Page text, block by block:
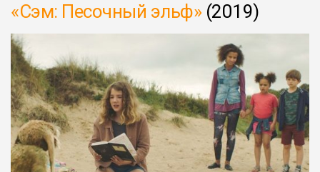
«Сэм: Песочный эльф»(2019)